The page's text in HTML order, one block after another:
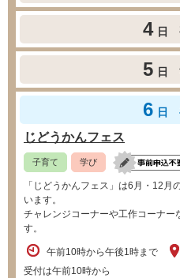
4 日
5 日
6 日
じどうかんフェス
子育て 学び
「じどうかんフェス」は6月・12
います。
チャレンジコーナーや工作コーナー
す。
午前10時から午後1時まで
受付は午前10時から